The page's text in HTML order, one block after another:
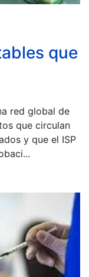
que
red global de
que circulan
y que el ISP